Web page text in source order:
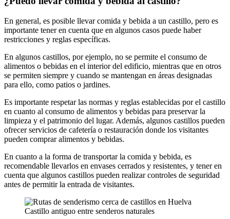
En general, es posible llevar comida y bebida a un castillo, pero es
importante tener en cuenta que en algunos casos puede haber
restricciones y reglas específicas.
En algunos castillos, por ejemplo, no se permite el consumo de
alimentos o bebidas en el interior del edificio, mientras que en otros
se permiten siempre y cuando se mantengan en áreas designadas
para ello, como patios o jardines.
Es importante respetar las normas y reglas establecidas por el castillo
en cuanto al consumo de alimentos y bebidas para preservar la
limpieza y el patrimonio del lugar. Además, algunos castillos pueden
ofrecer servicios de cafetería o restauración donde los visitantes
pueden comprar alimentos y bebidas.
En cuanto a la forma de transportar la comida y bebida, es
recomendable llevarlos en envases cerrados y resistentes, y tener en
cuenta que algunos castillos pueden realizar controles de seguridad
antes de permitir la entrada de visitantes.
Castillo antiguo entre senderos naturales